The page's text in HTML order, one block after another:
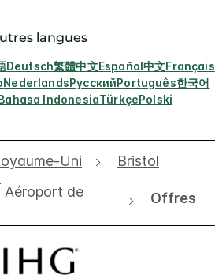
langues
Deutsch繁體中文Español中文Français
NederlandsРусскийPortuguês한국어
IndonesiaTürkçePolski
Uni
Bristol
Aéroport de
Offres